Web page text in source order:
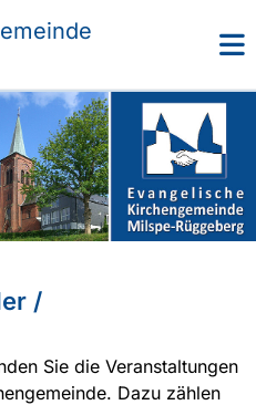
/
Sie die Veranstaltungen
Dazu zählen